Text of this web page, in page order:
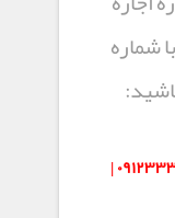
بخاری انرژی کپسولی640 با شماره
۷۷۳۳۳۱۰۷ | ۷۶۷۸۰۵۳۶ | ۰۹۱۲۳۳۳۳۴۱۷ |